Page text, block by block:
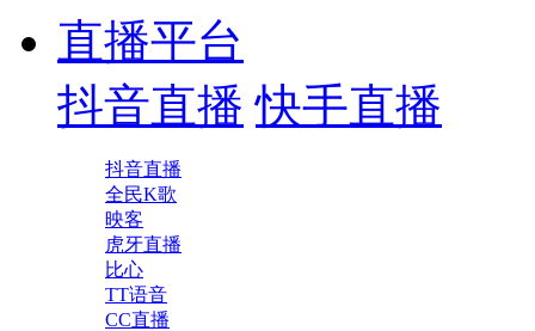
直播平台
抖音直播 快手直播
抖音直播
全民K歌
映客
虎牙直播
比心
TT语音
CC直播